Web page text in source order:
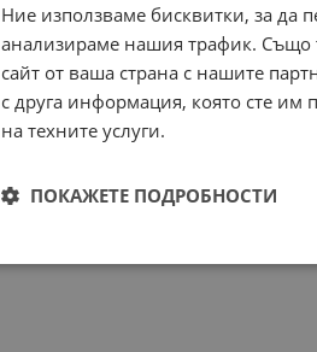
Ние използваме бисквитки, за да
анализираме нашия трафик. Също
сайт от ваша страна с нашите
с друга информация, която сте им
на техните услуги.
ПОКАЖЕТЕ ПОДРОБНОСТИ